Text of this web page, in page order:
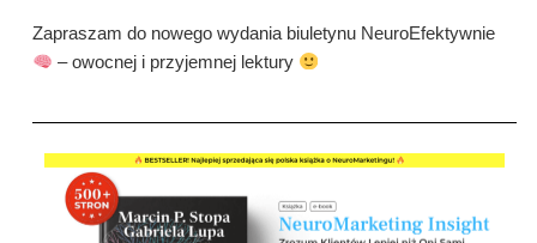
Zapraszam do nowego wydania biuletynu NeuroEfektywnie
– owocnej i przyjemnej lektury